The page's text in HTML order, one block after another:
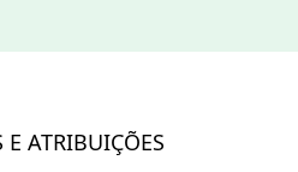
ATRIBUIÇÕES